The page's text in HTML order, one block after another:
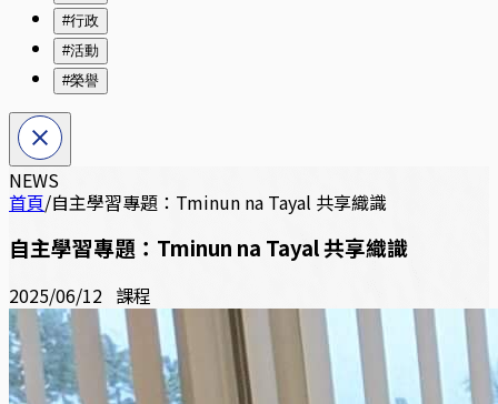
#行政
#活動
#榮譽
NEWS
首頁/自主學習專題：Tminun na Tayal 共享織識
自主學習專題：Tminun na Tayal 共享織識
2025/06/12 課程